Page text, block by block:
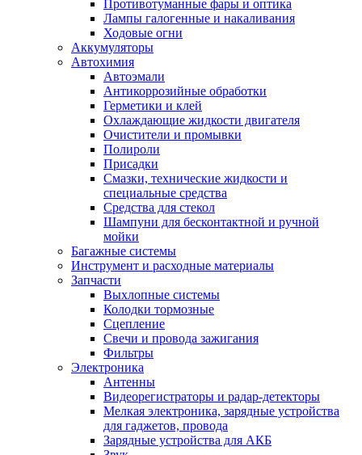
Противотуманные фары и оптика
Лампы галогенные и накаливания
Ходовые огни
Аккумуляторы
Автохимия
Автоэмали
Антикоррозийные обработки
Герметики и клей
Охлаждающие жидкости двигателя
Очистители и промывки
Полироли
Присадки
Смазки, технические жидкости и
специальные средства
Средства для стекол
Шампуни для бесконтактной и ручной
мойки
Багажные системы
Инструмент и расходные материалы
Запчасти
Выхлопные системы
Колодки тормозные
Сцепление
Свечи и провода зажигания
Фильтры
Электроника
Антенны
Видеорегистраторы и радар-детекторы
Мелкая электроника, зарядные устройства
для гаджетов, провода
Зарядные устройства для АКБ